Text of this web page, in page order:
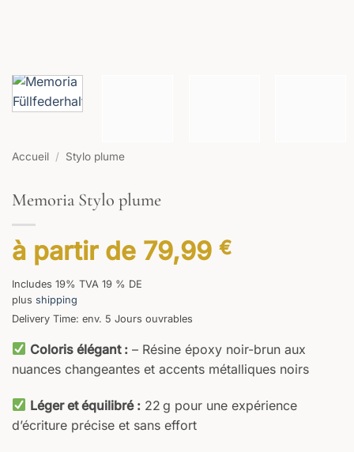
Accueil / Stylo plume
Memoria Stylo plume
à partir de 79,99 €
Includes 19% TVA 19 % DE
plus shipping
Delivery Time: env. 5 Jours ouvrables
Coloris élégant : – Résine époxy noir-brun aux
nuances changeantes et accents métalliques noirs
Léger et équilibré : 22 g pour une expérience
d’écriture précise et sans effort